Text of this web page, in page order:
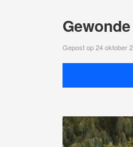
Gepost op 24 oktober